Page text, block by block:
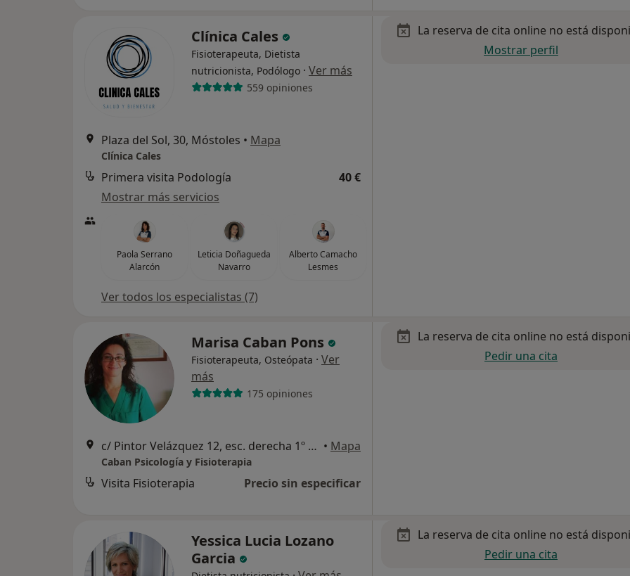
Clínica Cales
Fisioterapeuta, Dietista
nutricionista, Podólogo · Ver más
559 opiniones
Plaza del Sol, 30, Móstoles • Mapa
Clínica Cales
Primera visita Podología
40 €
Mostrar más servicios
Paola Serrano
Alarcón
Leticia Doñagueda
Navarro
Alberto Camacho
Lesmes
Ver todos los especialistas (7)
La reserva de cita online no está
Mostrar perfil
Marisa Caban Pons
Fisioterapeuta, Osteópata · Ver
más
175 opiniones
c/ Pintor Velázquez 12, esc. derecha 1º B, Móstoles • Mapa
Caban Psicología y Fisioterapia
Visita Fisioterapia Precio sin especificar
La reserva de cita online no está
Pedir una cita
Yessica Lucia Lozano
Garcia
La reserva de cita online no está
Pedir una cita